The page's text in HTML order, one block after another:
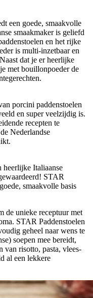
een goede, smaakvolle
smaakmaker is geliefd
en het rijke
is multi-inzetbaar en
dat je er heerlijke
met bouillonpoeder de
porcini paddenstoelen
en super veelzijdig is.
recepten te
Nederlandse
heerlijke Italiaanse
STAR
smaakvolle basis
de unieke receptuur met
STAR Paddenstoelen
geheel naar wens te
soepen mee bereidt,
van risotto, pasta, vlees-
al een lekkere